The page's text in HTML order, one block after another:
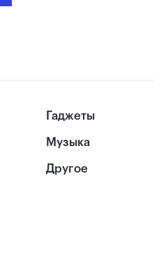
Гаджеты
Музыка
Другое